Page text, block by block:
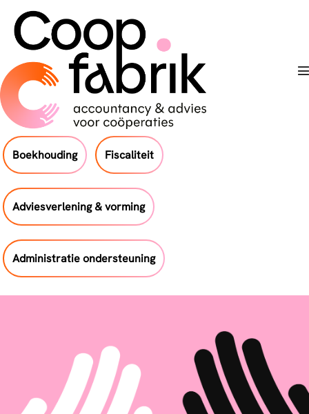
content
Boekhouding Fiscaliteit
Adviesverlening & vorming
Administratie ondersteuning